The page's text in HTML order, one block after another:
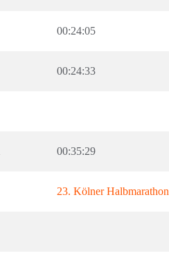
00:24:05
00:24:33
00:35:29
23. Kölner Halbmarathon